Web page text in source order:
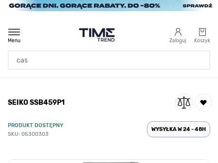
Przejdź do treści
Zaloguj Koszyk
Menu
/
SEIKO SSB459P1
SEIKO SSB459P1
PRODUKT DOSTĘPNY
SKU: 05300303
WYSYŁKA W 24 - 48H